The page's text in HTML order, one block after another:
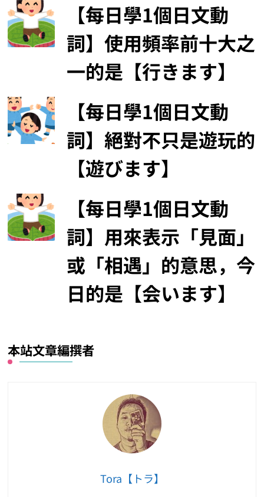
【每日學1個日文動
詞】使用頻率前十大之
一的是【行きます】
【每日學1個日文動
詞】絕對不只是遊玩的
【遊びます】
【每日學1個日文動
詞】用來表示「見面」
或「相遇」的意思，今
日的是【会います】
本站文章編撰者
Tora【トラ】